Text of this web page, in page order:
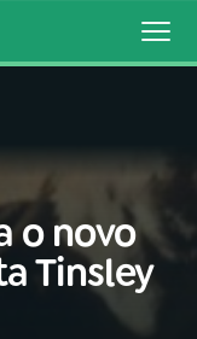
o novo
Tinsley